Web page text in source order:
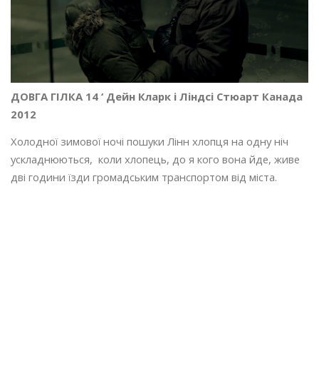
ДОВГА ГІЛКА 14 ‘ Дейн Кларк і Ліндсі Стюарт Канада
2012
Холодної зимової ночі пошуки Лінн хлопця на одну ніч
ускладнюються, коли хлопець, до я кого вона йде, живе
дві години їзди громадським транспортом від міста.